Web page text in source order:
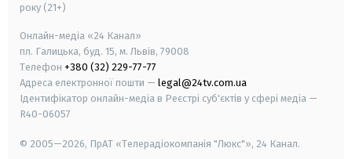
року (21+)
Онлайн-медіа «24 Канал»
пл. Галицька, буд. 15, м. Львів, 79008
Телефон +380 (32) 229-77-77
Адреса електронної пошти — legal@24tv.com.ua
Ідентифікатор онлайн-медіа в Реєстрі суб'єктів у сфері медіа —
R40-06057
© 2005—2026, ПрАТ «Телерадіокомпанія "Люкс"», 24 Канал.